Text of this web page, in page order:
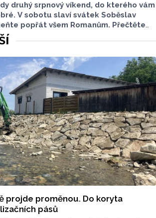
druhý srpnový víkend, do kterého vám
V sobotu slaví svátek Soběslav
popřát všem Romanům. Přečtěte
pěkný víkend.
projde proměnou. Do koryta
pásů